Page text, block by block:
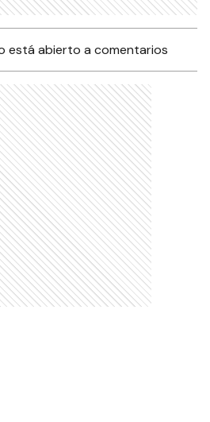
está abierto a comentarios